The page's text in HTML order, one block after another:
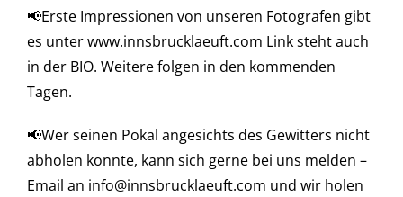
📢Erste Impressionen von unseren Fotografen gibt
es unter www.innsbrucklaeuft.com Link steht auch
in der BIO. Weitere folgen in den kommenden
Tagen.
📢Wer seinen Pokal angesichts des Gewitters nicht
abholen konnte, kann sich gerne bei uns melden –
Email an info@innsbrucklaeuft.com und wir holen